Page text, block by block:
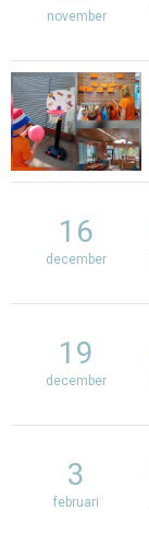
november
16
december
19
december
3
februari